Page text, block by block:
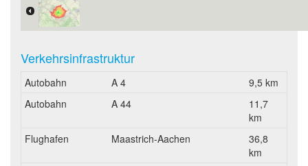
Verkehrsinfrastruktur
Autobahn A 4
9,5 km
Autobahn
A 44
11,7
km
Flughafen
Maastrich-Aachen
36,8
km